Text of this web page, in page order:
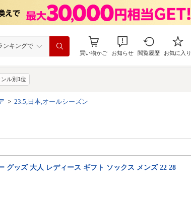
ンキングで
買い物かご お知らせ 閲覧履歴 お気に入り
ンル別1位
> 23.5,日本,オールシーズン
グッズ 大人 レディース ギフト ソックス メンズ 22 28